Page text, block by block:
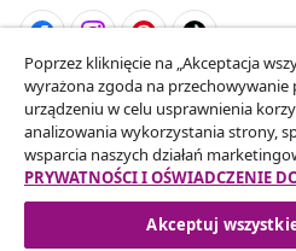
Odstąpienie od umowy
Złóż wniosek o odstąpienie
Twojego zamówienia.
Odstąpienie
Poprzez kliknięcie na „Akceptacja
wyrażona zgoda na
urządzeniu w celu usprawnienia
analizowania wykorzystania strony,
wsparcia naszych działań
PRYWATNOŚCI I OŚWIADCZENIE
Akceptuj